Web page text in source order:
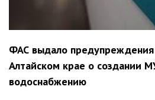
ФАС выдало
Алтайском крае о создании
водоснабжению